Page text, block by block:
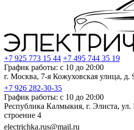
+7 925 773 15 44 +7 495 744 35 19
График работы: с 10 до 20:00
г. Москва, 7-я Кожуховская улица,
+7 926 282-30-35
График работы: с 10 до 20:00
Республика Калмыкия, г. Элиста,
строение 4
electrichka.rus@mail.ru